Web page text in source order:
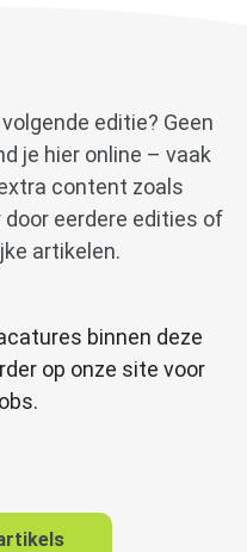
editie? Geen
je hier online – vaak
content zoals
eerdere edities of
artikelen.
binnen deze
op onze site voor